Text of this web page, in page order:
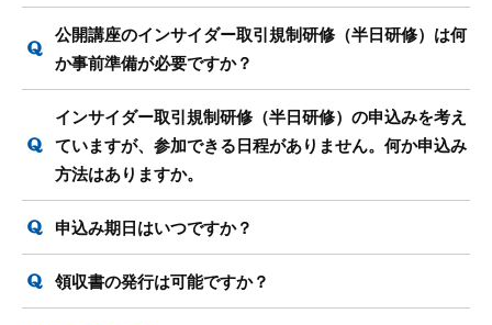
公開講座のインサイダー取引規制研修（半日研修）は何
か事前準備が必要ですか？
インサイダー取引規制研修（半日研修）の申込みを考え
ていますが、参加できる日程がありません。何か申込み
方法はありますか。
申込み期日はいつですか？
領収書の発行は可能ですか？